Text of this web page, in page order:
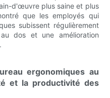
d'œuvre plus saine et plus
que les employés qui
subissent régulièrement
dos et une amélioration
ergonomiques au
et la productivité des